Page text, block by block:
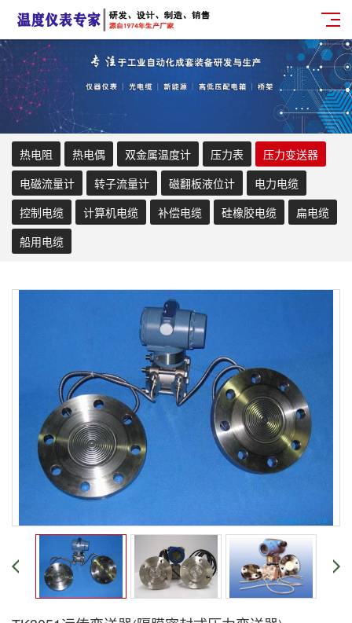
热电阻 热电偶 双金属温度计 压力表
压力变送器
电磁流量计
转子流量计 磁翻板液位计
电力电缆
控制电缆
计算机电缆 补偿电缆 硅橡胶电缆
扁电缆
船用电缆